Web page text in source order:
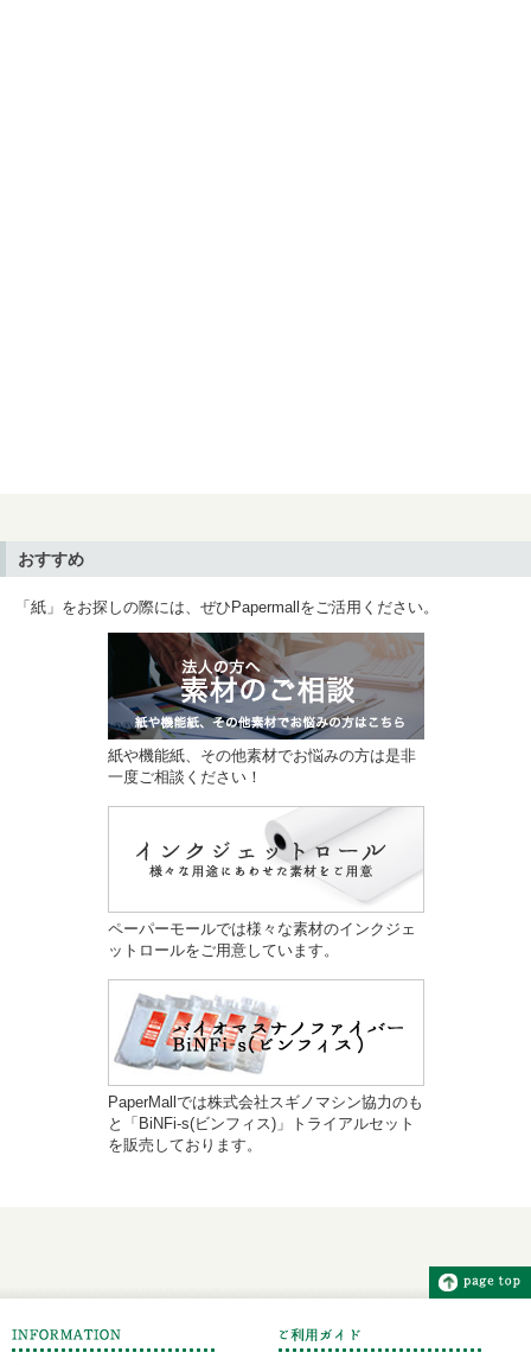
おすすめ
「紙」をお探しの際には、ぜひPapermallをご活用ください。
紙や機能紙、その他素材でお悩みの方は是非
一度ご相談ください！
ペーパーモールでは様々な素材のインクジェ
ットロールをご用意しています。
PaperMallでは株式会社スギノマシン協力のも
と「BiNFi-s(ビンフィス)」トライアルセット
を販売しております。